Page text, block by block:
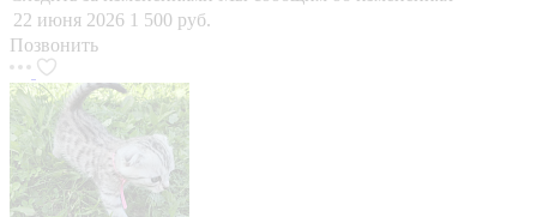
22 июня 2026 1 500 руб.
Позвонить